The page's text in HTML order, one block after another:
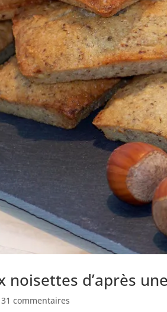
noisettes d’après
31 commentaires